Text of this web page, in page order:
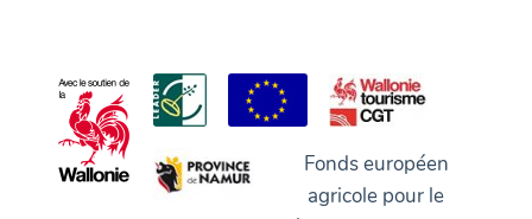
Fonds européen
agricole pour le